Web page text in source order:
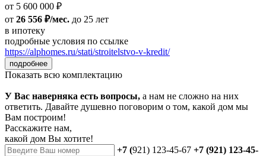
от 5 600 000 ₽
от 26 556 ₽/мес. до 25 лет
в ипотеку
подробные условия по ссылке
https://alphomes.ru/stati/stroitelstvo-v-kredit/
подробнее
Показать всю комплектацию
У Вас наверняка есть вопросы, а нам не сложно на них
ответить. Давайте душевно поговорим о том, какой дом мы
Вам построим!
Расскажите нам,
какой дом Вы хотите!
+7 (921) 123-45-67 +7 (921) 123-45-